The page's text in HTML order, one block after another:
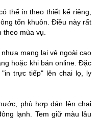
thể in theo thiết kế riêng,
tốn khuôn. Điều này rất
mùa vụ.
nhựa mang lại vẻ ngoài cao
hoặc khi bán online. Đặc
trực tiếp" lên chai lọ, ly
phù hợp dán lên chai
lạnh. Tem giữ màu lâu